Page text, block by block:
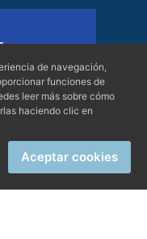
de navegación,
funciones de
leer más sobre cómo
haciendo clic en
Aceptar cookies